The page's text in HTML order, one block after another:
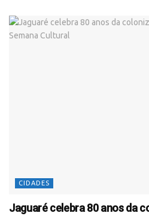
CIDADES
Jaguaré celebra 80 anos da